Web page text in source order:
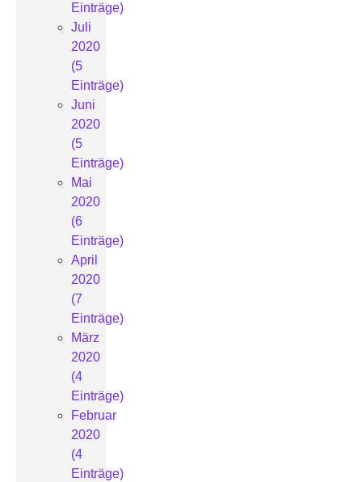
Einträge)
Juli
2020
(5
Einträge)
Juni
2020
(5
Einträge)
Mai
2020
(6
Einträge)
April
2020
(7
Einträge)
März
2020
(4
Einträge)
Februar
2020
(4
Einträge)